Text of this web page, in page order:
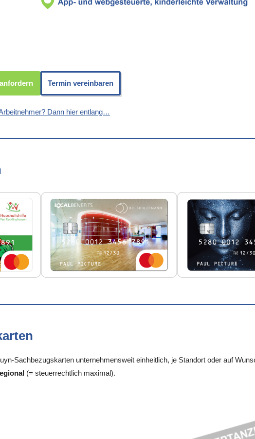
Termin vereinbaren
Dann hier entlang…
Sachbezugskarten unternehmensweit einheitlich, je Standort oder auf
(= steuerrechtlich maximal).